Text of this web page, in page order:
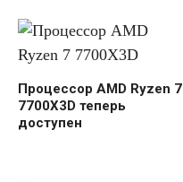
Процессор AMD Ryzen 7
7700X3D теперь
доступен